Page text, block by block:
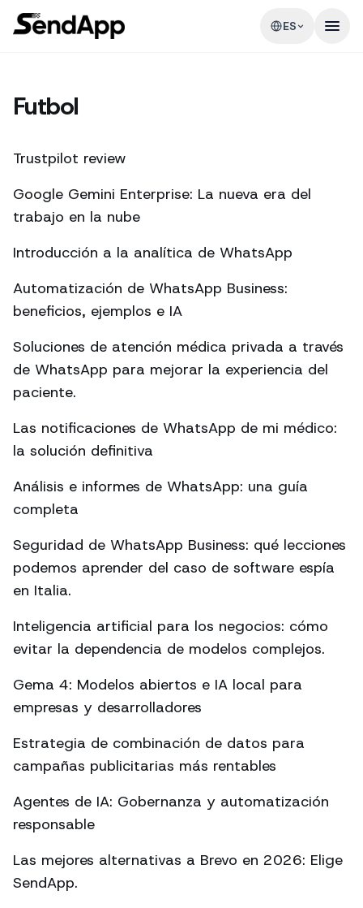
ES
Futbol
Trustpilot review
Google Gemini Enterprise: La nueva era del
trabajo en la nube
Introducción a la analítica de WhatsApp
Automatización de WhatsApp Business:
beneficios, ejemplos e IA
Soluciones de atención médica privada a través
de WhatsApp para mejorar la experiencia del
paciente.
Las notificaciones de WhatsApp de mi médico:
la solución definitiva
Análisis e informes de WhatsApp: una guía
completa
Seguridad de WhatsApp Business: qué lecciones
podemos aprender del caso de software espía
en Italia.
Inteligencia artificial para los negocios: cómo
evitar la dependencia de modelos complejos.
Gema 4: Modelos abiertos e IA local para
empresas y desarrolladores
Estrategia de combinación de datos para
campañas publicitarias más rentables
Agentes de IA: Gobernanza y automatización
responsable
Las mejores alternativas a Brevo en 2026: Elige
SendApp.